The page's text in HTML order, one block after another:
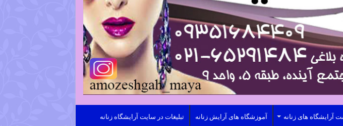
آرایشگاه های زنانه آموزشگاه های آرایش زنانه تبلیغات در سایت آرایشگاه زنانه